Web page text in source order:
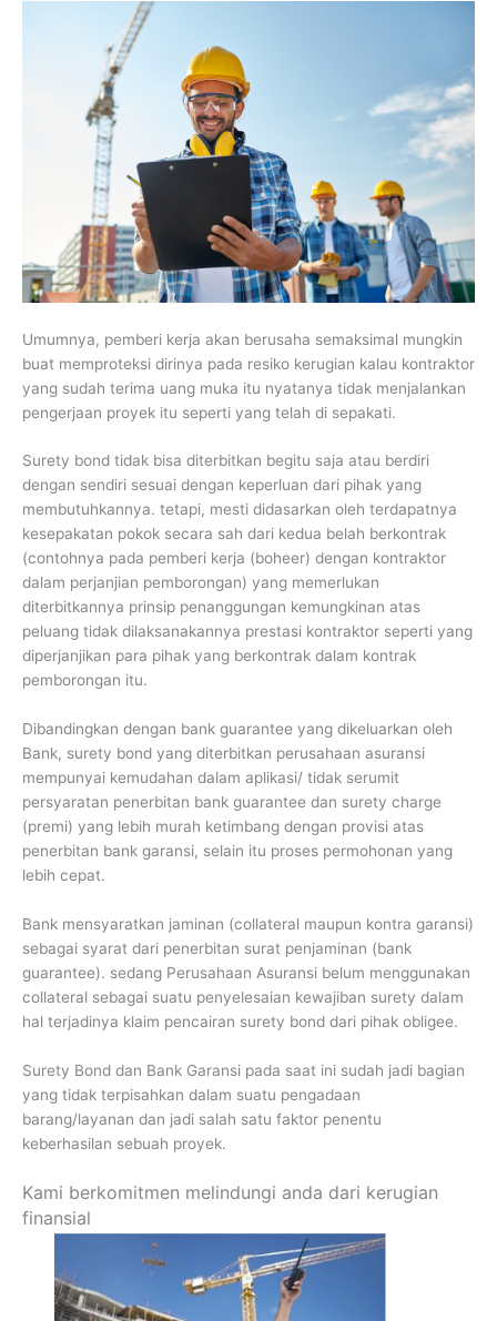
Umumnya, pemberi kerja akan berusaha semaksimal mungkin
buat memproteksi dirinya pada resiko kerugian kalau kontraktor
yang sudah terima uang muka itu nyatanya tidak menjalankan
pengerjaan proyek itu seperti yang telah di sepakati.
Surety bond tidak bisa diterbitkan begitu saja atau berdiri
dengan sendiri sesuai dengan keperluan dari pihak yang
membutuhkannya. tetapi, mesti didasarkan oleh terdapatnya
kesepakatan pokok secara sah dari kedua belah berkontrak
(contohnya pada pemberi kerja (boheer) dengan kontraktor
dalam perjanjian pemborongan) yang memerlukan
diterbitkannya prinsip penanggungan kemungkinan atas
peluang tidak dilaksanakannya prestasi kontraktor seperti yang
diperjanjikan para pihak yang berkontrak dalam kontrak
pemborongan itu.
Dibandingkan dengan bank guarantee yang dikeluarkan oleh
Bank, surety bond yang diterbitkan perusahaan asuransi
mempunyai kemudahan dalam aplikasi/ tidak serumit
persyaratan penerbitan bank guarantee dan surety charge
(premi) yang lebih murah ketimbang dengan provisi atas
penerbitan bank garansi, selain itu proses permohonan yang
lebih cepat.
Bank mensyaratkan jaminan (collateral maupun kontra garansi)
sebagai syarat dari penerbitan surat penjaminan (bank
guarantee). sedang Perusahaan Asuransi belum menggunakan
collateral sebagai suatu penyelesaian kewajiban surety dalam
hal terjadinya klaim pencairan surety bond dari pihak obligee.
Surety Bond dan Bank Garansi pada saat ini sudah jadi bagian
yang tidak terpisahkan dalam suatu pengadaan
barang/layanan dan jadi salah satu faktor penentu
keberhasilan sebuah proyek.
Kami berkomitmen melindungi anda dari kerugian
finansial